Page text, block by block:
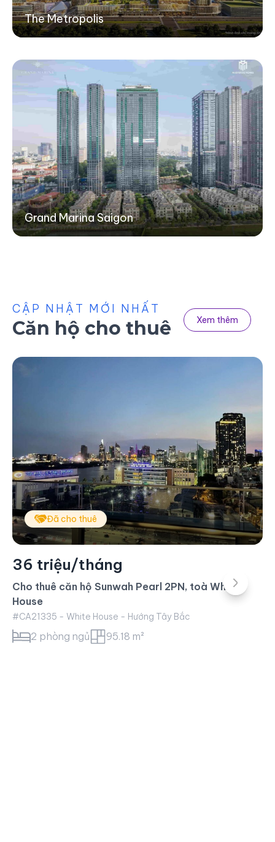
The Metropolis
Grand Marina Saigon
CẬP NHẬT MỚI NHẤT
Căn hộ cho thuê Xem thêm
Đã cho thuê
36 triệu/tháng
Cho thuê căn hộ Sunwah Pearl 2PN, toà White
House
#CA21335 - White House - Hướng Tây Bắc
2 phòng ngủ 95.18 m²